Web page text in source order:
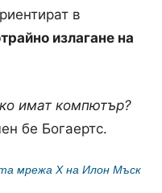
в
излагане на
имат компютър?
бе Богаертс.
мрежа X на Илон Мъск